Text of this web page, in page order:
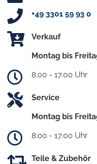
+49 3301 59 93 0
Verkauf
Montag bis
8.00 - 17.00 Uhr
Service
Montag bis
8.00 - 17.00 Uhr
Teile & Zubehör